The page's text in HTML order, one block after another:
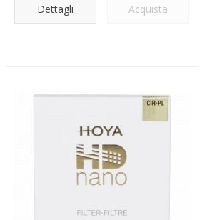
Dettagli Acquista